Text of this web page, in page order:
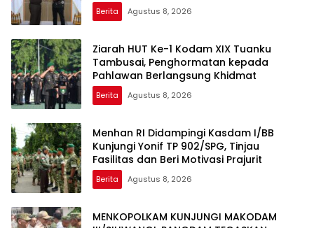
Berita Agustus 8, 2026
Ziarah HUT Ke-1 Kodam XIX Tuanku
Tambusai, Penghormatan kepada
Pahlawan Berlangsung Khidmat
Berita Agustus 8, 2026
Menhan RI Didampingi Kasdam I/BB
Kunjungi Yonif TP 902/SPG, Tinjau
Fasilitas dan Beri Motivasi Prajurit
Berita Agustus 8, 2026
MENKOPOLKAM KUNJUNGI MAKODAM